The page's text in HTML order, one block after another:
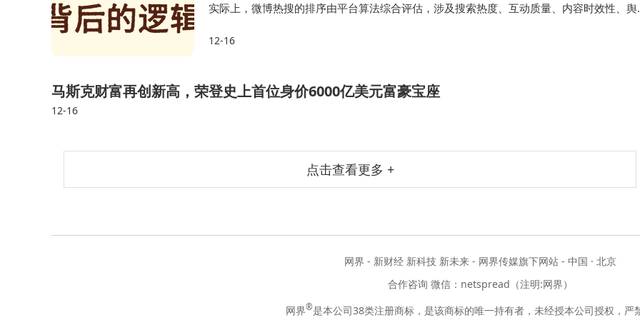
实际上，微博热搜的排序由平台算法综合评估，涉及搜索热度、互动质量、内容时效性、舆
资源属于品牌曝光工具，与“自然热搜”在用户认…
12-16
马斯克财富再创新高，荣登史上首位身价6000亿美元富豪宝座
12-16
点击查看更多 +
网界 - 新财经 新科技 新未来 - 网界传媒旗下网站 - 中国 · 北京
合作咨询 微信：netspread（注明:网界）
网界®是本公司38类注册商标，是该商标的唯一持有者，未经授本公司授权，严